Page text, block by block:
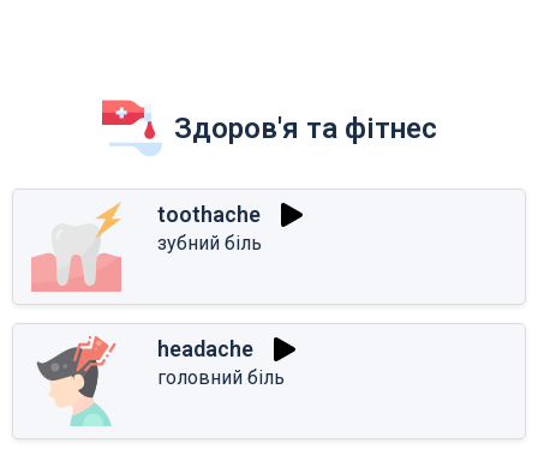
Здоров'я та фітнес
toothache
зубний біль
headache
головний біль